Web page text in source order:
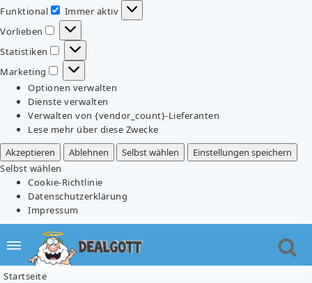
Funktional
Funktional
Immer aktiv
Vorlieben
Vorlieben
Statistiken
Statistiken
Marketing
Marketing
Optionen verwalten
Dienste verwalten
Verwalten von {vendor_count}-Lieferanten
Lese mehr über diese Zwecke
Akzeptieren
Ablehnen Selbst wählen
Einstellungen speichern
Selbst wählen
Cookie-Richtlinie
Datenschutzerklärung
Impressum
Startseite